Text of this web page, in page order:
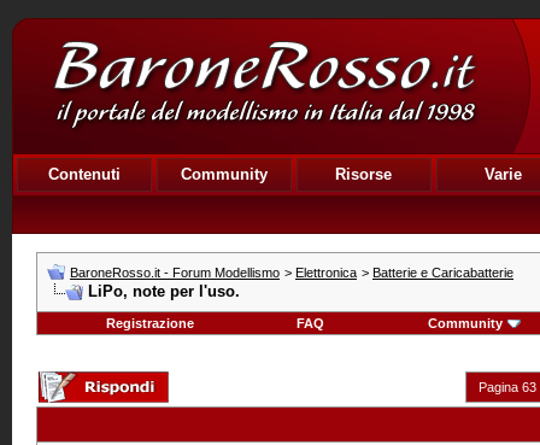
Contenuti Community Risorse Varie
BaroneRosso.it - Forum Modellismo > Elettronica > Batterie e Caricabatterie
LiPo, note per l'uso.
Registrazione FAQ Community
Pagina 63